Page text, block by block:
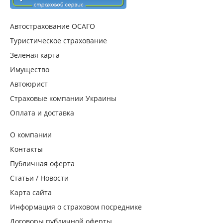
Автострахование ОСАГО
Туристическое страхование
Зеленая карта
Имущество
Автоюрист
Страховые компании Украины
Оплата и доставка
О компании
Контакты
Публичная оферта
Статьи / Новости
Карта сайта
Информация о страховом посреднике
Договоры публичной оферты